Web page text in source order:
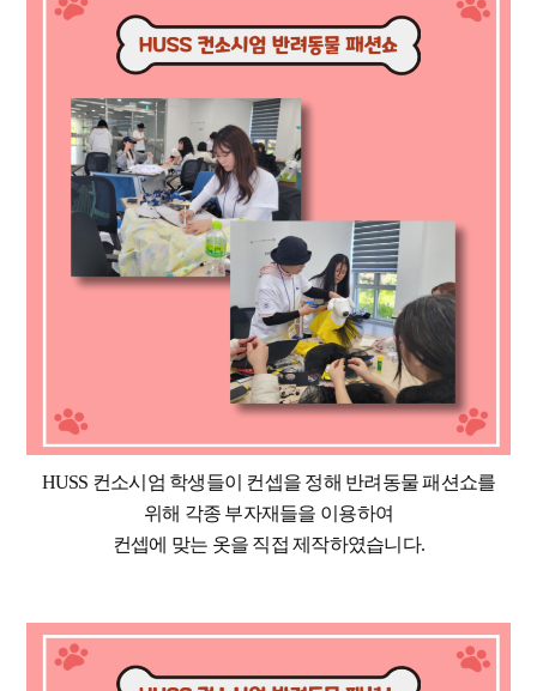
HUSS 컨소시엄 학생들이 컨셉을 정해 반려동물 패션쇼를
위해 각종 부자재들을 이용하여
컨셉에 맞는 옷을 직접 제작하였습니다.